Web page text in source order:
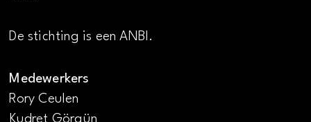
De stichting is een ANBI.
Medewerkers
Rory Ceulen
Kudret Görgün